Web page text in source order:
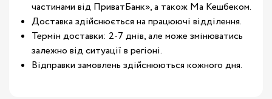
частинами від ПриватБанк», а також Ма Кешбеком.
Доставка здійснюється на працюючі відділення.
Термін доставки: 2-7 днів, але може змінюватись
залежно від ситуації в регіоні.
Відправки замовлень здійснюються кожного дня.